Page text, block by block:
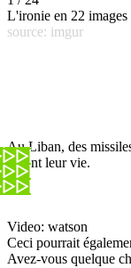
L'ironie en 22 images
source: imgur
Au Liban, des
vivent leur vie.
Video: watson
Ceci pourrait
Avez-vous quelque